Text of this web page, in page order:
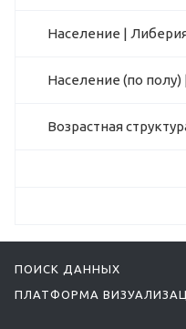
Население |
Население (по
Возрастная
ПОИСК ДАННЫХ
ПЛАТФОРМА